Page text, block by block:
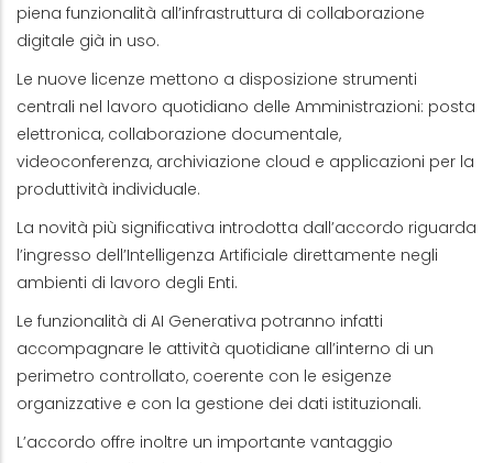
piena funzionalità all’infrastruttura di collaborazione
digitale già in uso.
Le nuove licenze mettono a disposizione strumenti
centrali nel lavoro quotidiano delle Amministrazioni: posta
elettronica, collaborazione documentale,
videoconferenza, archiviazione cloud e applicazioni per la
produttività individuale.
La novità più significativa introdotta dall’accordo riguarda
l’ingresso dell’Intelligenza Artificiale direttamente negli
ambienti di lavoro degli Enti.
Le funzionalità di AI Generativa potranno infatti
accompagnare le attività quotidiane all’interno di un
perimetro controllato, coerente con le esigenze
organizzative e con la gestione dei dati istituzionali.
L’accordo offre inoltre un importante vantaggio